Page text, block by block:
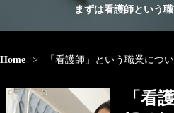
まずは看護師という
Home > 「看護師」という職業につ
「看